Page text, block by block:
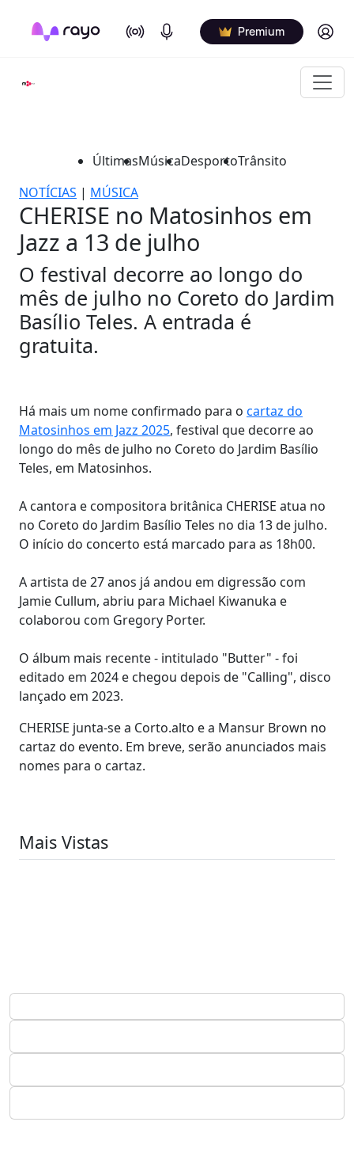
On Air Podcasts Premium Log in
ÚltimasMúsicaDesportoTrânsito
NOTÍCIAS | MÚSICA
CHERISE no Matosinhos em
Jazz a 13 de julho
O festival decorre ao longo do
mês de julho no Coreto do Jardim
Basílio Teles. A entrada é
gratuita.
Há mais um nome confirmado para o cartaz do
Matosinhos em Jazz 2025, festival que decorre ao
longo do mês de julho no Coreto do Jardim Basílio
Teles, em Matosinhos.
A cantora e compositora britânica CHERISE atua no
no Coreto do Jardim Basílio Teles no dia 13 de julho.
O início do concerto está marcado para as 18h00.
A artista de 27 anos já andou em digressão com
Jamie Cullum, abriu para Michael Kiwanuka e
colaborou com Gregory Porter.
O álbum mais recente - intitulado "Butter" - foi
editado em 2024 e chegou depois de "Calling", disco
lançado em 2023.
CHERISE junta-se a Corto.alto e a Mansur Brown no
cartaz do evento. Em breve, serão anunciados mais
nomes para o cartaz.
Mais Vistas